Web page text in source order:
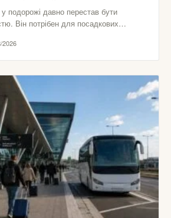
у подорожі давно перестав бути
Він потрібен для посадкових
2026